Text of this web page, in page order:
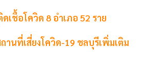
เชื้อโควิด 8 อำเภอ 52 ราย
านที่เสี่ยงโควิด-19 ชลบุรีเพิ่มเติม